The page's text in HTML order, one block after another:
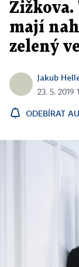
Žižkova.
mají
zelený
Jakub
23. 5. 2019
ODEBÍRAT